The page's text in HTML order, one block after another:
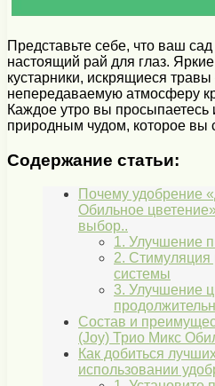
Представьте себе, что ваш
настоящий рай для глаз.
кустарники, искрящиеся
непередаваемую атмосферу
Каждое утро вы просыпаетесь
природным чудом, которое вы
Содержание статьи:
Почему удобрение
Обильное
выбор..
1. Улучшение
2. Стимуляция
системы
3. Улучшение
Состав и
(Joy) Трио Микс
Как добиться
использовании